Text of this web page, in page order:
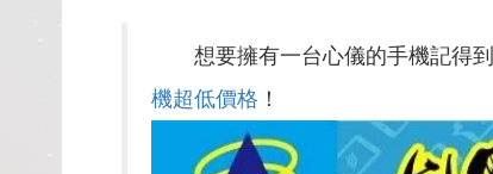
想要擁有一台心儀的手機記得到
機超低價格 ！